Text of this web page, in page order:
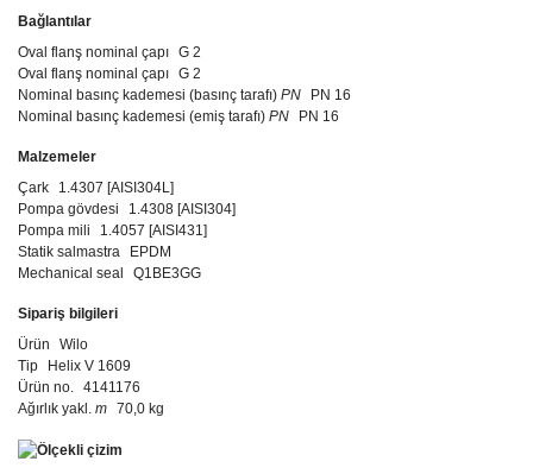
Bağlantılar
Oval flanş nominal çapı G 2
Oval flanş nominal çapı G 2
Nominal basınç kademesi (basınç tarafı) PN
PN 16
Nominal basınç kademesi (emiş tarafı) PN PN 16
Malzemeler
Çark
1.4307 [AISI304L]
Pompa gövdesi
1.4308 [AISI304]
Pompa mili
1.4057 [AISI431]
Statik salmastra
EPDM
Mechanical seal
Q1BE3GG
Sipariş bilgileri
Ürün
Wilo
Tip
Helix V 1609
Ürün no. 4141176
Ağırlık yakl. m 70,0 kg